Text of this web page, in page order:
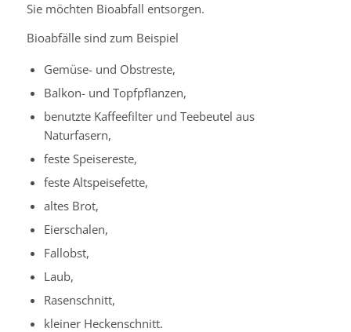
Sie möchten Bioabfall entsorgen.
Bioabfälle sind zum Beispiel
Gemüse- und Obstreste,
Balkon- und Topfpflanzen,
benutzte Kaffeefilter und Teebeutel aus
Naturfasern,
feste Speisereste,
feste Altspeisefette,
altes Brot,
Eierschalen,
Fallobst,
Laub,
Rasenschnitt,
kleiner Heckenschnitt.